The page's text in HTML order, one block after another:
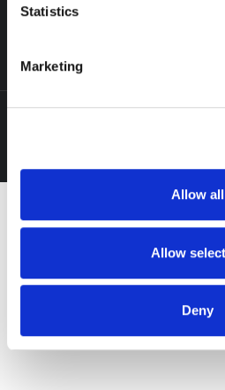
meters
Identify your device by
Find out more about how your
We use cookies to personalise
our social media, advertising
may combine it with other
provided to them or that they’ve
Statistics
Marketing
Allow all
Allow
Deny
Fürstentum Liechtenstein